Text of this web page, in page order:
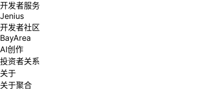
开发者服务
Jenius
开发者社区
BayArea
AI创作
投资者关系
关于
关于聚合